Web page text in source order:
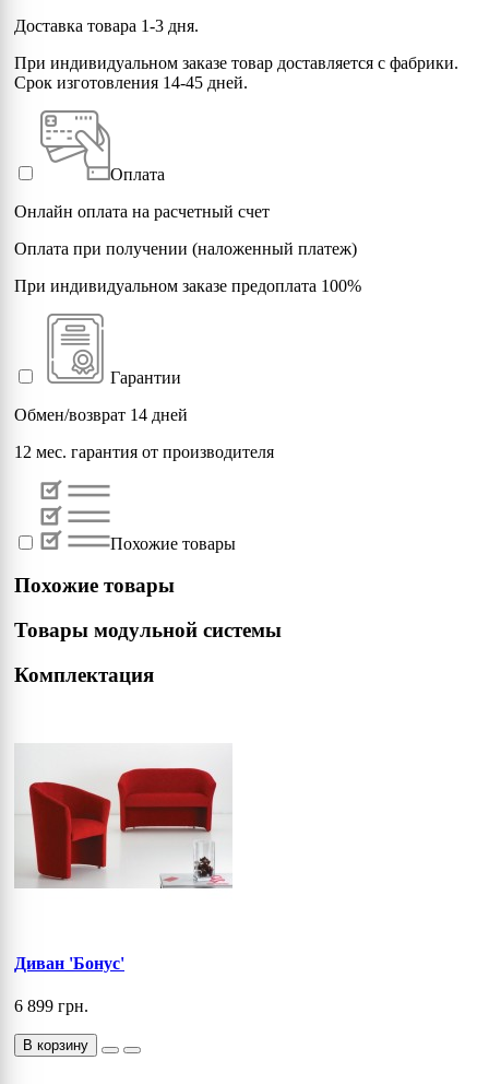
Доставка товара 1-3 дня.
При индивидуальном заказе товар доставляется с фабрики.
Срок изготовления 14-45 дней.
Оплата
Онлайн оплата на расчетный счет
Оплата при получении (наложенный платеж)
При индивидуальном заказе предоплата 100%
Гарантии
Обмен/возврат 14 дней
12 мес. гарантия от производителя
Похожие товары
Похожие товары
Товары модульной системы
Комплектация
Диван 'Бонус'
6 899 грн.
В корзину